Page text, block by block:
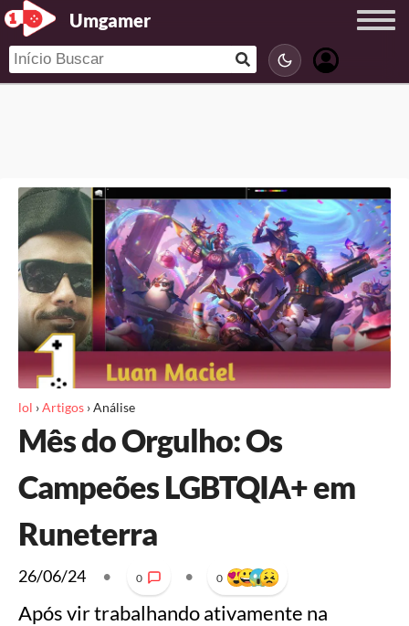
Umgamer
lol ›Artigos ›Análise
Mês do Orgulho: Os
Campeões LGBTQIA+ em
Runeterra
26/06/24 • 0 • 0
Após vir trabalhando ativamente na